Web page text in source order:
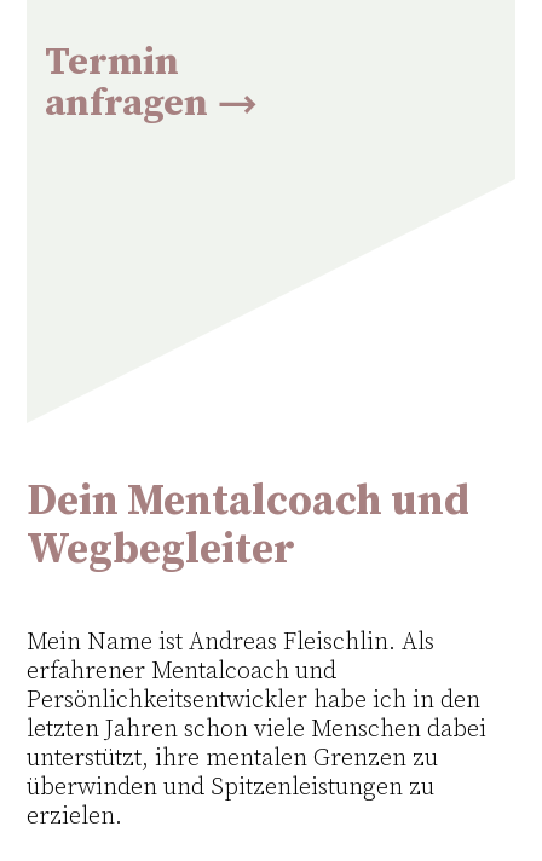
Termin
anfragen
Dein Mentalcoach und
Wegbegleiter
Mein Name ist Andreas Fleischlin. Als
erfahrener Mentalcoach und
Persönlichkeitsentwickler habe ich in den
letzten Jahren schon viele Menschen dabei
unterstützt, ihre mentalen Grenzen zu
überwinden und Spitzenleistungen zu
erzielen.